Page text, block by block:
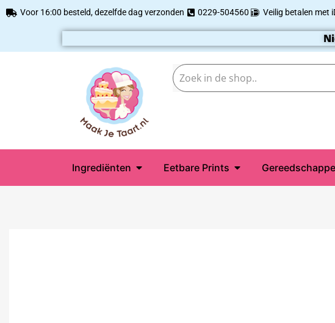
Voor 16:00 besteld, dezelfde dag verzonden 0229-504560 Veilig betalen met
Ingrediënten Eetbare Prints